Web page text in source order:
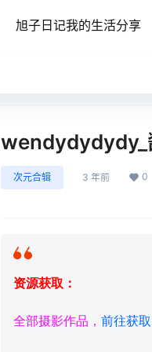
旭子日记我的生活分享
wendydydydy_
次元合辑 3 年前 0
资源获取：
全部摄影作品， 前往获取